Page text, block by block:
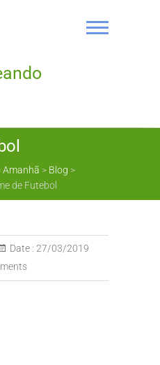
Amanhã > Blog >
de Futebol
Date : 27/03/2019